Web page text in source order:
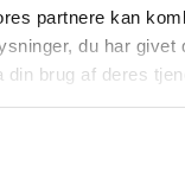
partnere kan
du har givet
din brug af deres
mine forretninger er
gæster i en
– for i Vores
familie, mine